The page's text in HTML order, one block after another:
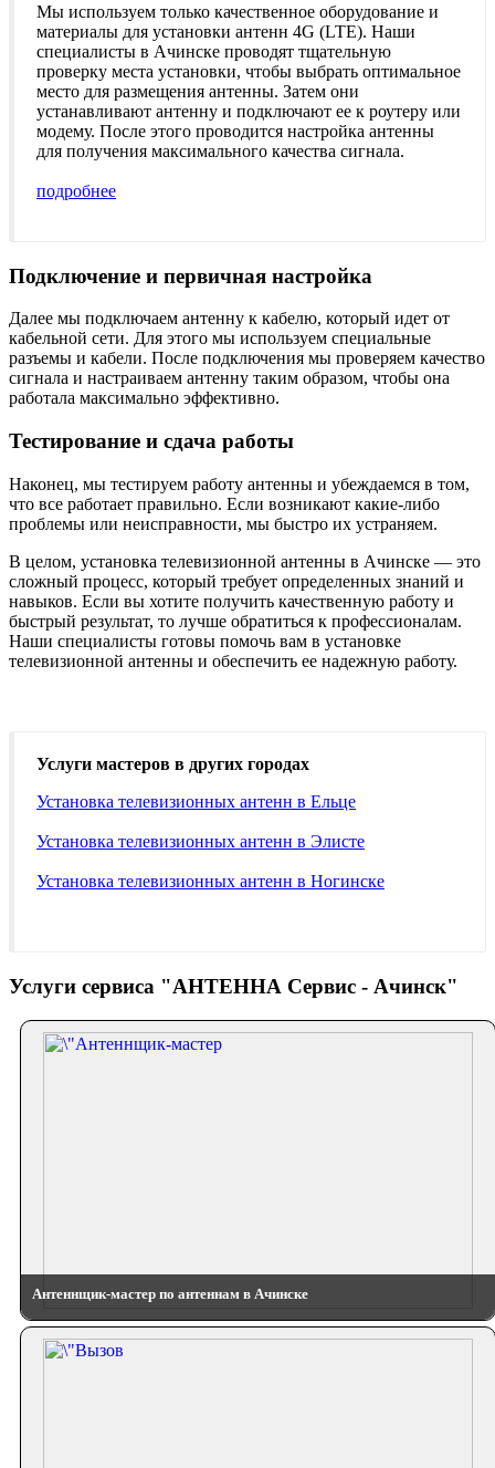
Мы используем только качественное оборудование и
материалы для установки антенн 4G (LTE). Наши
специалисты в Ачинске проводят тщательную
проверку места установки, чтобы выбрать оптимальное
место для размещения антенны. Затем они
устанавливают антенну и подключают ее к роутеру или
модему. После этого проводится настройка антенны
для получения максимального качества сигнала.
подробнее
Подключение и первичная настройка
Далее мы подключаем антенну к кабелю, который идет от
кабельной сети. Для этого мы используем специальные
разъемы и кабели. После подключения мы проверяем качество
сигнала и настраиваем антенну таким образом, чтобы она
работала максимально эффективно.
Тестирование и сдача работы
Наконец, мы тестируем работу антенны и убеждаемся в том,
что все работает правильно. Если возникают какие-либо
проблемы или неисправности, мы быстро их устраняем.
В целом, установка телевизионной антенны в Ачинске — это
сложный процесс, который требует определенных знаний и
навыков. Если вы хотите получить качественную работу и
быстрый результат, то лучше обратиться к профессионалам.
Наши специалисты готовы помочь вам в установке
телевизионной антенны и обеспечить ее надежную работу.
Услуги мастеров в других городах
Установка телевизионных антенн в Ельце
Установка телевизионных антенн в Элисте
Установка телевизионных антенн в Ногинске
Услуги сервиса "АНТЕННА Сервис - Ачинск"
Антеннщик-мастер по антеннам в Ачинске